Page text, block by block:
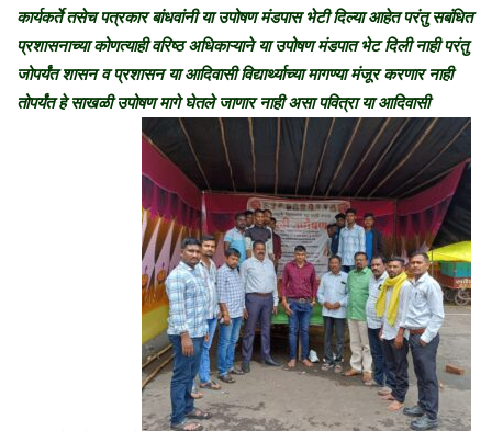
कार्यकर्ते तसेच पत्रकार बांधवांनी या उपोषण मंडपास भेटी दिल्या आहेत परंतु सबंधित
प्रशासनाच्या कोणत्याही वरिष्ठ अधिकाऱ्याने या उपोषण मंडपात भेट दिली नाही परंतु
जोपर्यंत शासन व प्रशासन या आदिवासी विद्यार्थ्याच्या मागण्या मंजूर करणार नाही
तोपर्यंत हे साखळी उपोषण मागे घेतले जाणार नाही असा पवित्रा या आदिवासी